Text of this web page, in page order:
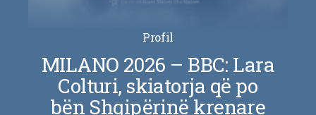
Profil
MILANO 2026 – BBC: Lara
Colturi, skiatorja që po
bën Shqipërinë krenare